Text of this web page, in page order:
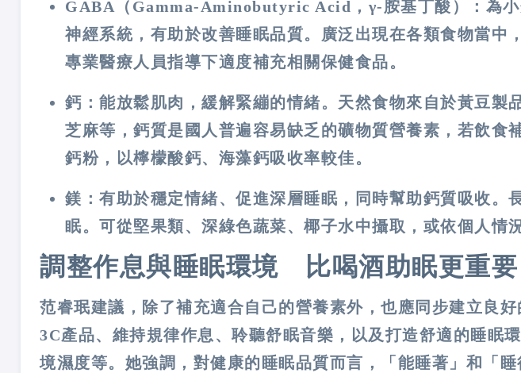
GABA（Gamma-Aminobutyric Acid，γ-胺基丁酸）
：為
神經系統，有助於改善睡眠品質。廣泛出現在各類食物當中
專業醫療人員指導下適度補充相關保健食品。
鈣 ：能放鬆肌肉，緩解緊繃的情緒。天然食物來自於黃豆製
芝麻等，鈣質是國人普遍容易缺乏的礦物質營養素，若飲食
鈣粉，以檸檬酸鈣、海藻鈣吸收率較佳。
鎂 ：有助於穩定情緒、促進深層睡眠，同時幫助鈣質吸收。
眠。可從堅果類、深綠色蔬菜、椰子水中攝取，或依個人情
調整作息與睡眠環境 比喝酒助眠更重要
范睿珉建議，除了補充適合自己的營養素外，也應同步建立良
3C產品、 維持規律作息 、 聆聽舒眠音樂 ，以及 打造舒適的睡眠
境濕度等。她強調，對健康的睡眠品質而言，「能睡著」和「睡